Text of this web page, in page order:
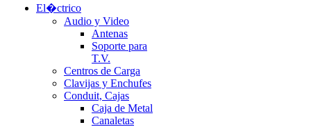
El�ctrico
Audio y Video
Antenas
Soporte para
T.V.
Centros de Carga
Clavijas y Enchufes
Conduit, Cajas
Caja de Metal
Canaletas